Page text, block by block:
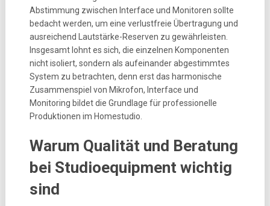
Abstimmung zwischen Interface und Monitoren sollte
bedacht werden, um eine verlustfreie Übertragung und
ausreichend Lautstärke-Reserven zu gewährleisten.
Insgesamt lohnt es sich, die einzelnen Komponenten
nicht isoliert, sondern als aufeinander abgestimmtes
System zu betrachten, denn erst das harmonische
Zusammenspiel von Mikrofon, Interface und
Monitoring bildet die Grundlage für professionelle
Produktionen im Homestudio.
Warum Qualität und Beratung
bei Studioequipment wichtig
sind